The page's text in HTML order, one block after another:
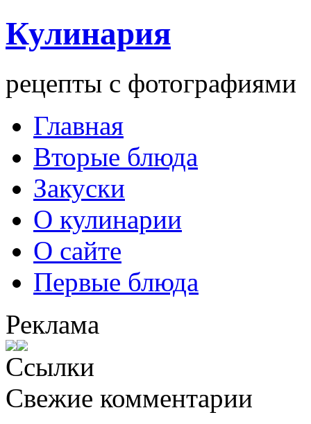
Кулинария
рецепты с фотографиями
Главная
Вторые блюда
Закуски
О кулинарии
О сайте
Первые блюда
Реклама
Ссылки
Свежие комментарии